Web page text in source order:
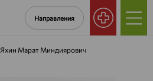
Направления
Яхин Марат Миндиярович